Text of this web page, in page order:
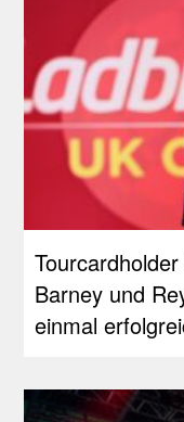
Barney und
einmal